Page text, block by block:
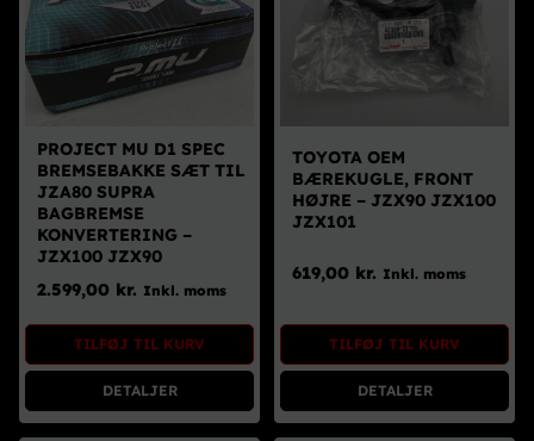
PROJECT MU D1 SPEC
BREMSEBAKKE SÆT TIL
JZA80 SUPRA
BAGBREMSE
KONVERTERING –
JZX100 JZX90
2.599,00 kr. Inkl. moms
TILFØJ TIL KURV
DETALJER
TOYOTA OEM
BÆREKUGLE, FRONT
HØJRE – JZX90 JZX100
JZX101
619,00 kr. Inkl. moms
TILFØJ TIL KURV
DETALJER